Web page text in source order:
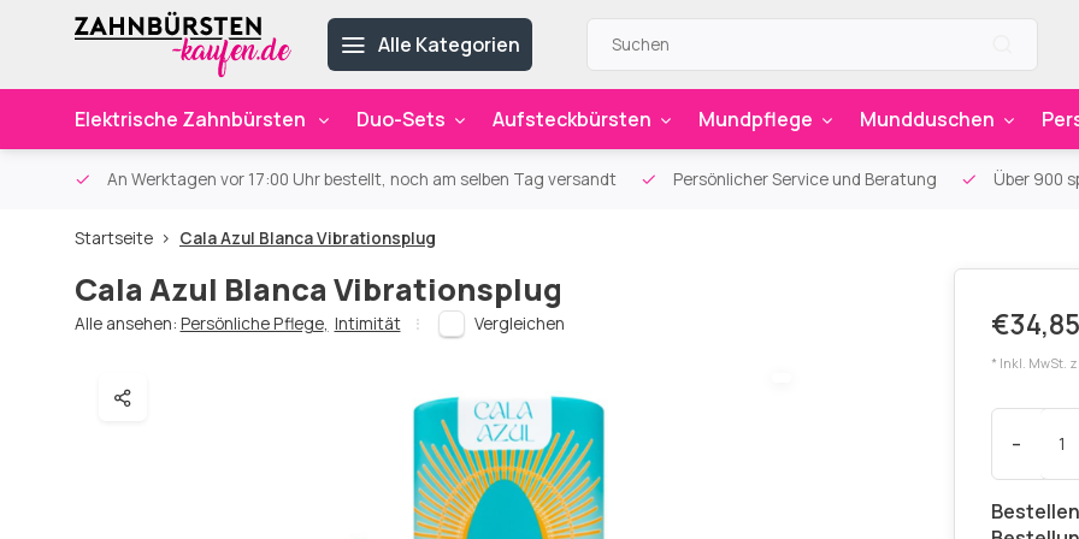
Alle Kategorien
Elektrische Zahnbürsten Duo-Sets Aufsteckbürsten Mundpflege Mundduschen
An Werktagen vor 17:00 Uhr bestellt, noch am selben Tag versandt Persönlicher Service und Beratung Über 900
Startseite Cala Azul Blanca Vibrationsplug
Cala Azul Blanca Vibrationsplug
Alle ansehen: Persönliche Pflege, Intimität Vergleichen
* Inkl. MwSt.
-